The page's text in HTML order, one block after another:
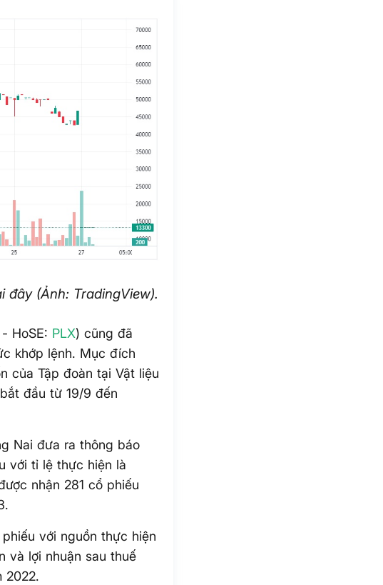
đây (Ảnh: TradingView).
HoSE: PLX) cũng đã
khớp lệnh. Mục đích
của Tập đoàn tại Vật liệu
đầu từ 19/9 đến
Nai đưa ra thông báo
với tỉ lệ thực hiện là
nhận 281 cổ phiếu
với nguồn thực hiện
và lợi nhuận sau thuế
2022.